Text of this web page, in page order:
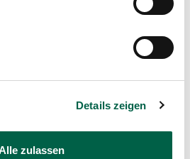
Details zeigen
zulassen
/ Sprechstunde
Uhr